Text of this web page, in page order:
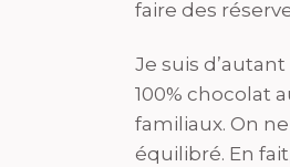
faire des
Je suis
100% chocolat
familiaux. On
équilibré. En